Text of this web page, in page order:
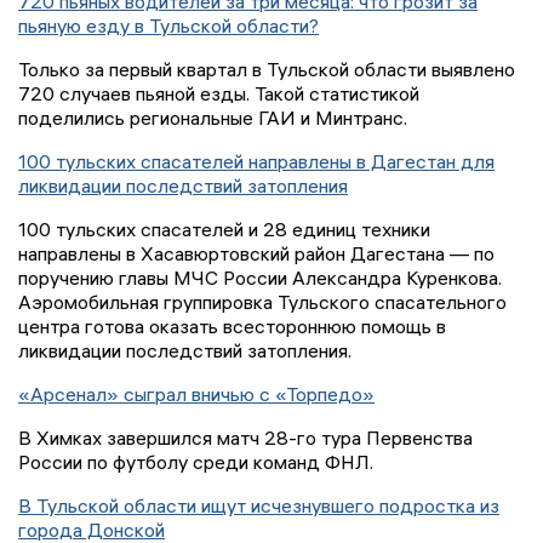
пьяную езду в Тульской области?
Только за первый квартал в Тульской области выявлено
720 случаев пьяной езды. Такой статистикой
поделились региональные ГАИ и Минтранс.
100 тульских спасателей направлены в Дагестан для
ликвидации последствий затопления
100 тульских спасателей и 28 единиц техники
направлены в Хасавюртовский район Дагестана — по
поручению главы МЧС России Александра Куренкова.
Аэромобильная группировка Тульского спасательного
центра готова оказать всестороннюю помощь в
ликвидации последствий затопления.
«Арсенал» сыграл вничью с «Торпедо»
В Химках завершился матч 28-го тура Первенства
России по футболу среди команд ФНЛ.
В Тульской области ищут исчезнувшего подростка из
города Донской